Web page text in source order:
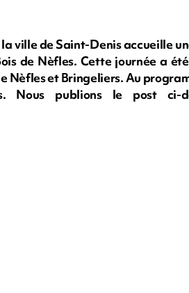
ville de Saint-Denis accueille
de Nèfles. Cette journée a
Nèfles et Bringeliers. Au
Nous publions le post ci-